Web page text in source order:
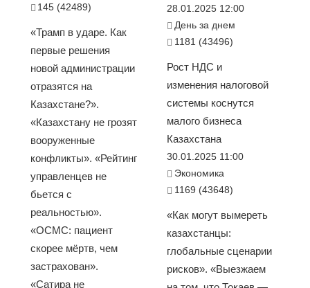
145 (42489)
«Трамп в ударе. Как
первые решения
новой администрации
отразятся на
Казахстане?».
«Казахстану не грозят
вооруженные
конфликты». «Рейтинг
управленцев не
бьется с
реальностью».
«ОСМС: пациент
скорее мёртв, чем
застрахован».
«Сатира не
28.01.2025 12:00
День за днем
1181 (43496)
Рост НДС и
изменения налоговой
системы коснутся
малого бизнеса
Казахстана
30.01.2025 11:00
Экономика
1169 (43648)
«Как могут вымереть
казахстанцы:
глобальные сценарии
рисков». «Выезжаем